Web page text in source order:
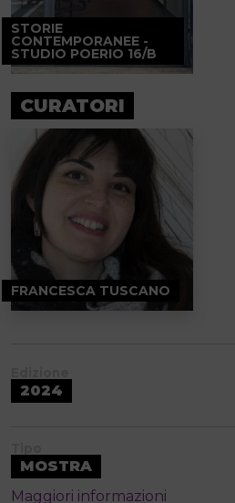
STORIE
CONTEMPORANEE -
STUDIO POERIO 16/B
CURATORI
FRANCESCA TUSCANO
2024
MOSTRA
Maggiori informazioni